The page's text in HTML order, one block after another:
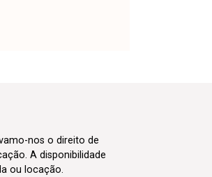
nos o direito de
A disponibilidade
ou locação.